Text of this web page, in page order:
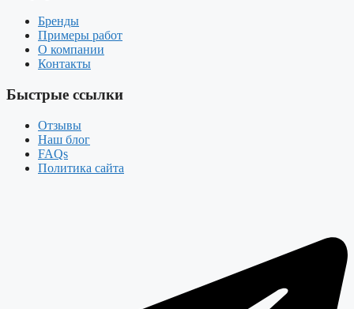
Бренды
Примеры работ
О компании
Контакты
Быстрые ссылки
Отзывы
Наш блог
FAQs
Политика сайта